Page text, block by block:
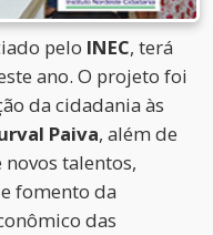
pelo INEC, terá
ano. O projeto foi
da cidadania às
Paiva, além de
talentos,
fomento da
das